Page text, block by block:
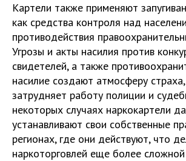
Картели также применяют
как средства контроля над
противодействия
Угрозы и акты насилия против
свидетелей, а также
насилие создают атмосферу
затрудняет работу полиции и
некоторых случаях наркокартели
устанавливают свои собственные
регионах, где они действуют, что
наркоторговлей еще более